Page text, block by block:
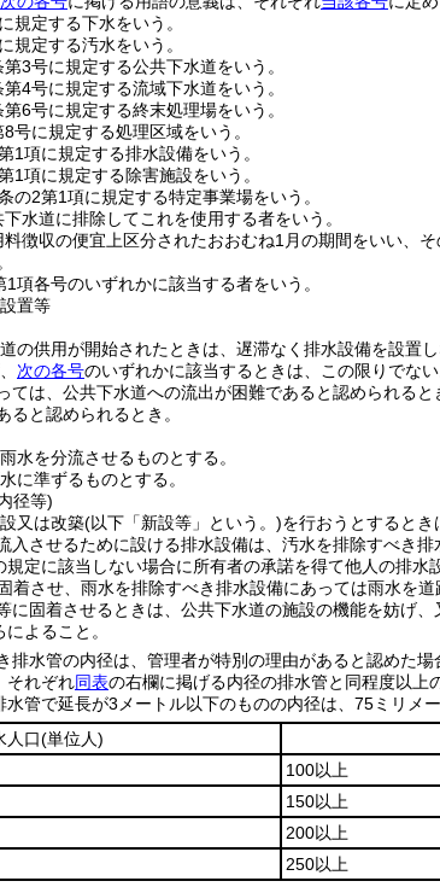
定する下水をいう。
定する汚水をいう。
3号に規定する公共下水道をいう。
4号に規定する流域下水道をいう。
6号に規定する終末処理場をいう。
に規定する処理区域をいう。
項に規定する排水設備をいう。
項に規定する除害施設をいう。
2第1項に規定する特定事業場をいう。
水道に排除してこれを使用する者をいう。
徴収の便宜上区分されたおおむね1月の期間をいい、
各号のいずれかに該当する者をいう。
置等
の供用が開始されたときは、遅滞なく排水設備を設置し
次の各号のいずれかに該当するときは、この限りでない
ては、公共下水道への流出が困難であると認められると
ると認められるとき。
水を分流させるものとする。
に準ずるものとする。
径等)
又は改築(以下「新設等」という。)を行おうとするとき
入させるために設ける排水設備は、汚水を排除すべき
定に該当しない場合に所有者の承諾を得て他人の排
着させ、雨水を排除すべき排水設備にあっては雨水を
に固着させるときは、公共下水道の施設の機能を妨げ
よること。
排水管の内径は、管理者が特別の理由があると認めた場
それぞれ同表の右欄に掲げる内径の排水管と同程度以上
管で延長が3メートル以下のものの内径は、75ミリメ
人口(単位人)
100以上
150以上
200以上
250以上